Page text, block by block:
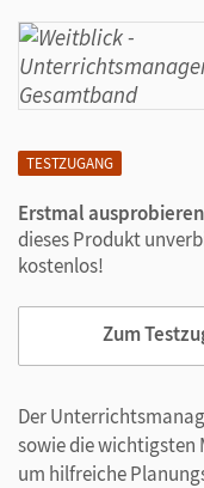
TESTZUGANG
Erstmal
dieses Produkt
kostenlos!
Zum
Der
sowie die wichtigsten
um hilfreiche